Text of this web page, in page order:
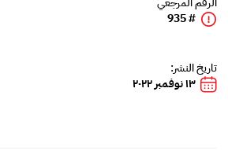
# 935
تاريخ النشر:
١٣ نوفمبر ٢٠٢٢